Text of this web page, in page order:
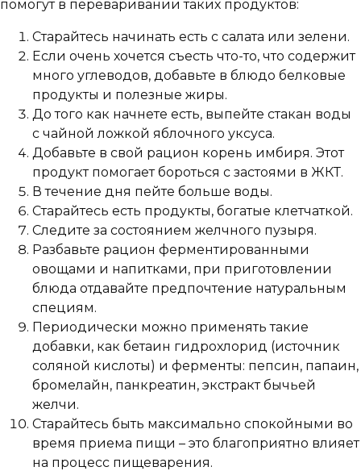
помогут в переваривании таких продуктов:
Старайтесь начинать есть с салата или зелени.
Если очень хочется съесть что-то, что содержит
много углеводов, добавьте в блюдо белковые
продукты и полезные жиры.
До того как начнете есть, выпейте стакан воды
с чайной ложкой яблочного уксуса.
Добавьте в свой рацион корень имбиря. Этот
продукт помогает бороться с застоями в ЖКТ.
В течение дня пейте больше воды.
Старайтесь есть продукты, богатые клетчаткой.
Следите за состоянием желчного пузыря.
Разбавьте рацион ферментированными
овощами и напитками, при приготовлении
блюда отдавайте предпочтение натуральным
специям.
Периодически можно применять такие
добавки, как бетаин гидрохлорид (источник
соляной кислоты) и ферменты: пепсин, папаин,
бромелайн, панкреатин, экстракт бычьей
желчи.
Старайтесь быть максимально спокойными во
время приема пищи – это благоприятно влияет
на процесс пищеварения.